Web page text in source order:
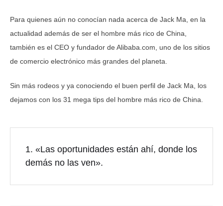
Para quienes aún no conocían nada acerca de Jack Ma, en la
actualidad además de ser el hombre más rico de China,
también es el CEO y fundador de Alibaba.com, uno de los sitios
de comercio electrónico más grandes del planeta.
Sin más rodeos y ya conociendo el buen perfil de Jack Ma, los
dejamos con los 31 mega tips del hombre más rico de China.
1. «Las oportunidades están ahí, donde los
demás no las ven».